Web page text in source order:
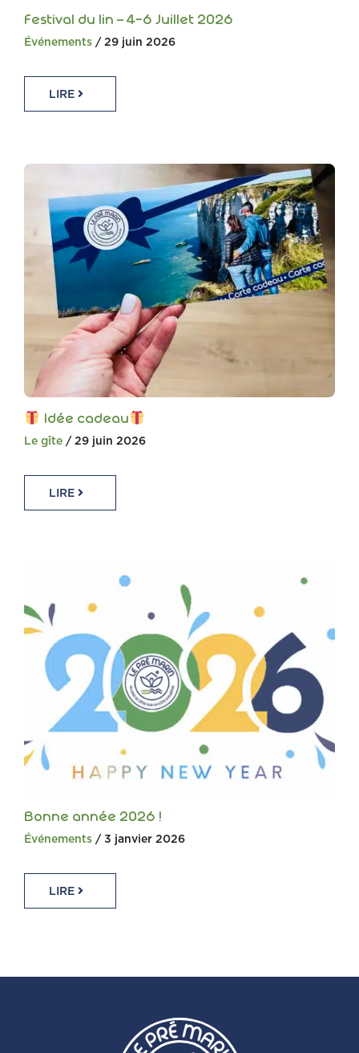
Festival du lin – 4-6 Juillet 2026
Événements / 29 juin 2026
LIRE
Idée cadeau
Le gîte / 29 juin 2026
LIRE
Bonne année 2026 !
Événements / 3 janvier 2026
LIRE